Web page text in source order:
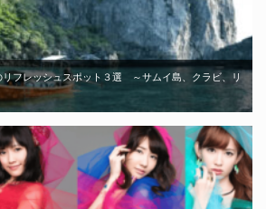
リフレッシュスポット３選 ～サムイ島、クラビ、リ